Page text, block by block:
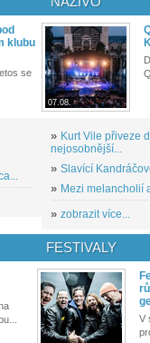
klubu
se
07.08.
» Kurt Vile přiveze
nejosobnější...
» Slavící
» Mezi melancholií
» zobrazit více...
FESTIVALY
V